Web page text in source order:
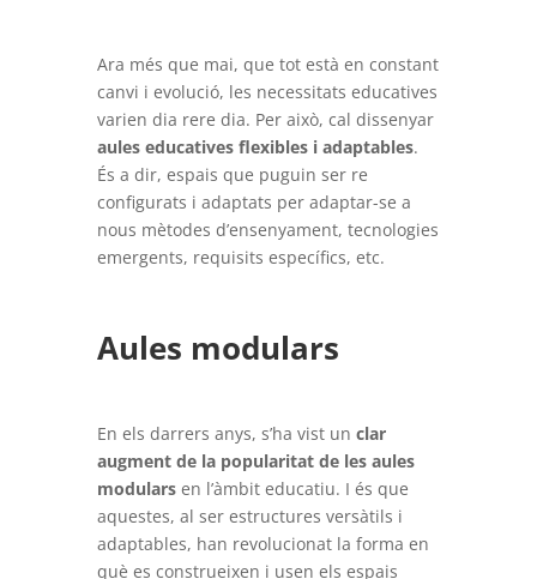
Ara més que mai, que tot està en constant
canvi i evolució, les necessitats educatives
varien dia rere dia. Per això, cal dissenyar
aules educatives flexibles i adaptables.
És a dir, espais que puguin ser re
configurats i adaptats per adaptar-se a
nous mètodes d’ensenyament, tecnologies
emergents, requisits específics, etc.
Aules modulars
En els darrers anys, s’ha vist un clar
augment de la popularitat de les aules
modularsen l’àmbit educatiu. I és que
aquestes, al ser estructures versàtils i
adaptables, han revolucionat la forma en
què es construeixen i usen els espais